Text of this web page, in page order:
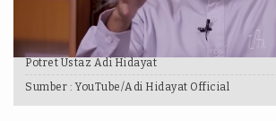
Potret Ustaz Adi Hidayat
Sumber : YouTube/Adi Hidayat Official